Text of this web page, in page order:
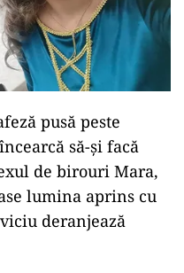
pusă peste
să-și facă
de birouri Mara,
lumina aprins cu
deranjează